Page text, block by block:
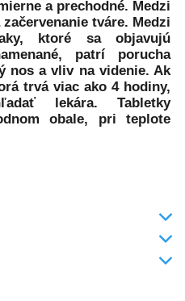
a prechodné. Medzi
tváre. Medzi
ktoré sa objavujú
patrí porucha
nos a vliv na videnie. Ak
trvá viac ako 4 hodiny,
lekára. Tabletky
obale, pri teplote